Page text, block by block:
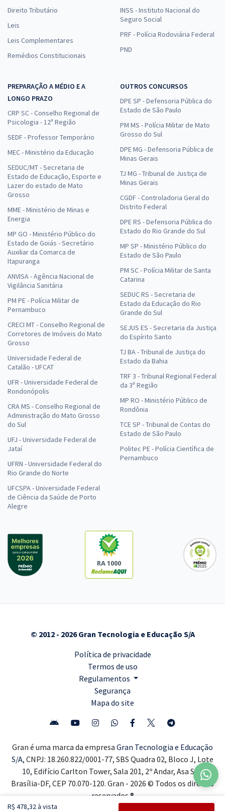
R$ 478,32 à vista
Direito Tributário
Leis
Leis Complementares
Remédios Constitucionais
INSS - Instituto Nacional do
Seguro Social
PRF - Polícia Rodoviária Federal
PND
PREPARAÇÃO A MÉDIO E A
LONGO PRAZO
CRP SC - Conselho Regional de
Psicologia - 12ª Região
SEDF - Professor Temporário
MEC - Ministério da Educação
SEDUC/MT - Secretaria de
Estado de Educação, Esporte e
Lazer do estado de Mato
Grosso
MME - Ministério de Minas e
Energia
MP GO - Ministério Público do
Estado de Goiás - Secretário
Auxiliar da Comarca de
Itapuranga
ANVISA - Agência Nacional de
Vigilância Sanitária
PM PE - Polícia Militar de
Pernambuco
CRECI MT - Conselho Regional de
Corretores de Imóveis do Mato
Grosso
Universidade Federal de
Catalão - UFCAT
UFR - Universidade Federal de
Rondonópolis
CRA MS - Conselho Regional de
Administração do Mato Grosso
do Sul
UFJ - Universidade Federal de
Jataí
UFRN - Universidade Federal do
Rio Grande do Norte
UFCSPA - Universidade Federal
de Ciência da Saúde de Porto
Alegre
OUTROS CONCURSOS
DPE SP - Defensoria Pública do
Estado de São Paulo
PM MS - Polícia Militar de Mato
Grosso do Sul
DPE MG - Defensoria Pública de
Minas Gerais
TJ MG - Tribunal de Justiça de
Minas Gerais
CGDF - Controladoria Geral do
Distrito Federal
DPE RS - Defensoria Pública do
Estado do Rio Grande do Sul
MP SP - Ministério Público do
Estado de São Paulo
PM SC - Polícia Militar de Santa
Catarina
SEDUC RS - Secretaria de
Estado da Educação do Rio
Grande do Sul
SEJUS ES - Secretaria da Justiça
do Espírito Santo
TJ BA - Tribunal de Justiça do
Estado da Bahia
TRF 3 - Tribunal Regional Federal
da 3ª Região
MP RO - Ministério Público de
Rondônia
TCE SP - Tribunal de Contas do
Estado de São Paulo
Politec PE - Polícia Científica de
Pernambuco
RA 1000
© 2012 - 2026 Gran Tecnologia e Educação S/A
Política de privacidade
Termos de uso
Regulamentos
Segurança
Mapa do site
Gran é uma marca da empresa Gran Tecnologia e Educação
S/A, CNPJ: 18.260.822/0001-77, SBS Quadra 02, Bloco J, Lote
10, Edifício Carlton Tower, Sala 201, 2º Andar, Asa Sul,
Brasília-DF, CEP 70.070-120. Gran - 2026 © Todos os direitos
reservados ®